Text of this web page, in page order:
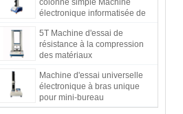
colonne simple Machine
électronique informatisée de
tension Machine de test
d'étirement
5T Machine d'essai de
résistance à la compression
des matériaux
Machine d'essai universelle
électronique à bras unique
pour mini-bureau
automatique, en plastique